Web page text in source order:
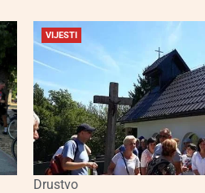
VIJESTI
Drustvo